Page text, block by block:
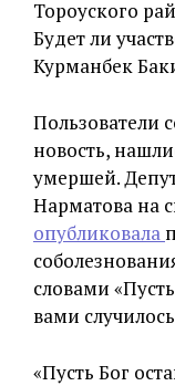
Тороуского
Будет ли
Курманбек
Пользователи
новость,
умершей.
Нарматова на
опубликовала
словами
вами
«Пусть Бог